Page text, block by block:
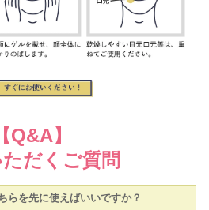
【Q&A】
だくご質問
らを先に使えばいいですか？